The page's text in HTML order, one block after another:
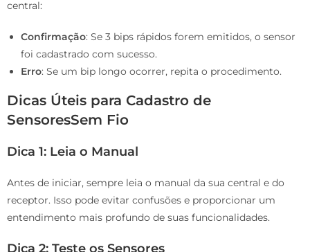
central:
Confirmação: Se 3 bips rápidos forem emitidos, o sensor
foi cadastrado com sucesso.
Erro: Se um bip longo ocorrer, repita o procedimento.
Dicas Úteis para Cadastro de
SensoresSem Fio
Dica 1: Leia o Manual
Antes de iniciar, sempre leia o manual da sua central e do
receptor. Isso pode evitar confusões e proporcionar um
entendimento mais profundo de suas funcionalidades.
Dica 2: Teste os Sensores